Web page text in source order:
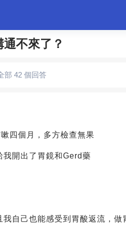
不來了？
部 42 個回答
四個月，多方檢查無果
開出了胃鏡和Gerd藥
自己也能感受到胃酸返流，做
夫妻生活